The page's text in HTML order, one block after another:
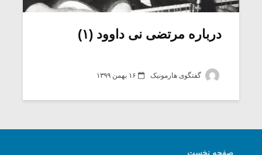
درباره مرتضی نی داوود (۱)
گفتگوی هارمونیک ۱۶ بهمن ۱۳۹۹
صفحه نخست